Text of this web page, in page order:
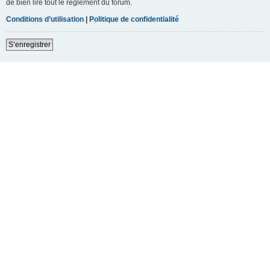
de bien lire tout le règlement du forum.
Conditions d’utilisation | Politique de confidentialité
S’enregistrer